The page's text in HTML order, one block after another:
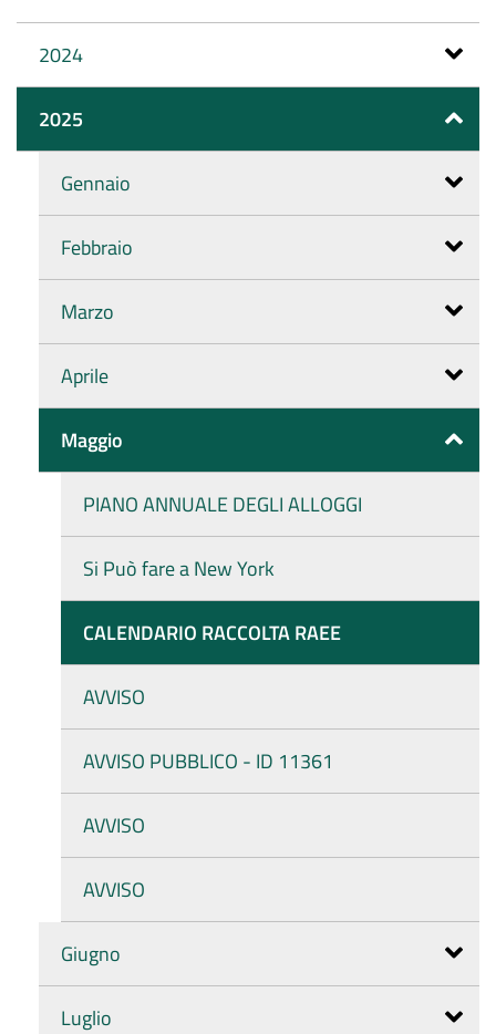
2024
2025
Gennaio
Febbraio
Marzo
Aprile
Maggio
PIANO ANNUALE DEGLI ALLOGGI
Si Può fare a New York
CALENDARIO RACCOLTA RAEE
AVVISO
AVVISO PUBBLICO - ID 11361
AVVISO
AVVISO
Giugno
Luglio